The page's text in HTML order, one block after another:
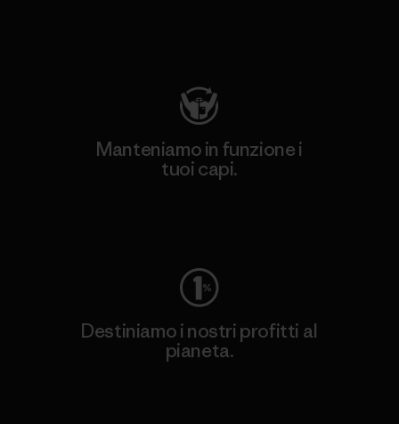
Manteniamo in funzione i
tuoi capi.
Destiniamo i nostri profitti al
pianeta.